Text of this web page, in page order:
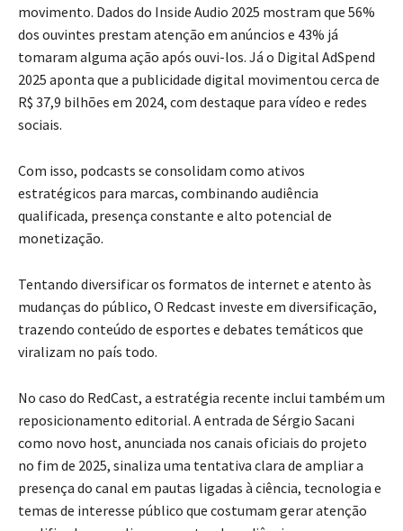
movimento. Dados do Inside Audio 2025 mostram que 56%
dos ouvintes prestam atenção em anúncios e 43% já
tomaram alguma ação após ouvi-los. Já o Digital AdSpend
2025 aponta que a publicidade digital movimentou cerca de
R$ 37,9 bilhões em 2024, com destaque para vídeo e redes
sociais.
Com isso, podcasts se consolidam como ativos
estratégicos para marcas, combinando audiência
qualificada, presença constante e alto potencial de
monetização.
Tentando diversificar os formatos de internet e atento às
mudanças do público, O Redcast investe em diversificação,
trazendo conteúdo de esportes e debates temáticos que
viralizam no país todo.
No caso do RedCast, a estratégia recente inclui também um
reposicionamento editorial. A entrada de Sérgio Sacani
como novo host, anunciada nos canais oficiais do projeto
no fim de 2025, sinaliza uma tentativa clara de ampliar a
presença do canal em pautas ligadas à ciência, tecnologia e
temas de interesse público que costumam gerar atenção